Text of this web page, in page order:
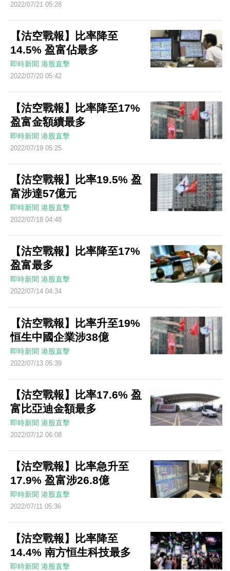
2022/07/21 05:28
【沽空戰報】比率降至
14.5% 盈富佔最多
即時新聞 港股直擊
2022/07/20 05:42
【沽空戰報】比率降至17%
盈富金額續最多
即時新聞 港股直擊
2022/07/19 05:25
【沽空戰報】比率19.5% 盈
富涉達57億元
即時新聞 港股直擊
2022/07/18 04:48
【沽空戰報】比率降至17%
盈富最多
即時新聞 港股直擊
2022/07/14 04:34
【沽空戰報】比率升至19%
恒生中國企業涉38億
即時新聞 港股直擊
2022/07/13 05:39
【沽空戰報】比率17.6% 盈
富比亞迪金額最多
即時新聞 港股直擊
2022/07/12 06:08
【沽空戰報】比率急升至
17.9% 盈富涉26.8億
即時新聞 港股直擊
2022/07/11 05:36
【沽空戰報】比率降至
14.4% 南方恒生科技最多
即時新聞 港股直擊